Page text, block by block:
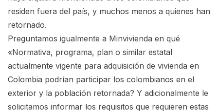
residen fuera del país, y muchos menos a quienes han
retornado.
Preguntamos igualmente a Minvivienda en qué
«Normativa, programa, plan o similar estatal
actualmente vigente para adquisición de vivienda en
Colombia podrían participar los colombianos en el
exterior y la población retornada? Y adicionalmente le
solicitamos informar los requisitos que requieren estas